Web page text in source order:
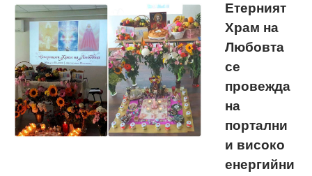
Етерният
Храм на
Любовта
се
провежда
на
портални
и високо
енергийни